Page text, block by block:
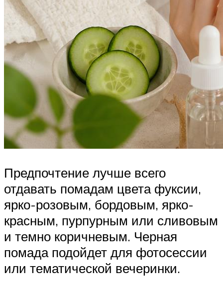
Предпочтение лучше всего
отдавать помадам цвета фуксии,
ярко-розовым, бордовым, ярко-
красным, пурпурным или сливовым
и темно коричневым. Черная
помада подойдет для фотосессии
или тематической вечеринки.